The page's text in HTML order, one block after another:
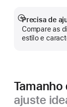
Precisa de
Compare as
estilo e
Veja
mais
ajuste